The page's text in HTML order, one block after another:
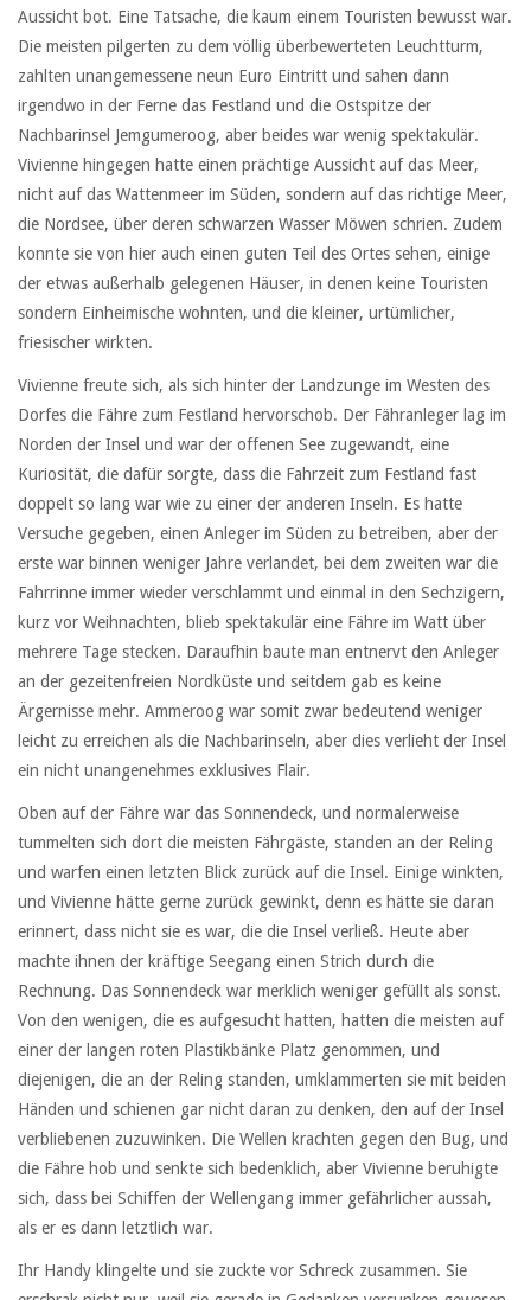
Aussicht bot. Eine Tatsache, die kaum einem Touristen bewusst war.
Die meisten pilgerten zu dem völlig überbewerteten Leuchtturm,
zahlten unangemessene neun Euro Eintritt und sahen dann
irgendwo in der Ferne das Festland und die Ostspitze der
Nachbarinsel Jemgumeroog, aber beides war wenig spektakulär.
Vivienne hingegen hatte einen prächtige Aussicht auf das Meer,
nicht auf das Wattenmeer im Süden, sondern auf das richtige Meer,
die Nordsee, über deren schwarzen Wasser Möwen schrien. Zudem
konnte sie von hier auch einen guten Teil des Ortes sehen, einige
der etwas außerhalb gelegenen Häuser, in denen keine Touristen
sondern Einheimische wohnten, und die kleiner, urtümlicher,
friesischer wirkten.
Vivienne freute sich, als sich hinter der Landzunge im Westen des
Dorfes die Fähre zum Festland hervorschob. Der Fähranleger lag im
Norden der Insel und war der offenen See zugewandt, eine
Kuriosität, die dafür sorgte, dass die Fahrzeit zum Festland fast
doppelt so lang war wie zu einer der anderen Inseln. Es hatte
Versuche gegeben, einen Anleger im Süden zu betreiben, aber der
erste war binnen weniger Jahre verlandet, bei dem zweiten war die
Fahrrinne immer wieder verschlammt und einmal in den Sechzigern,
kurz vor Weihnachten, blieb spektakulär eine Fähre im Watt über
mehrere Tage stecken. Daraufhin baute man entnervt den Anleger
an der gezeitenfreien Nordküste und seitdem gab es keine
Ärgernisse mehr. Ammeroog war somit zwar bedeutend weniger
leicht zu erreichen als die Nachbarinseln, aber dies verlieht der Insel
ein nicht unangenehmes exklusives Flair.
Oben auf der Fähre war das Sonnendeck, und normalerweise
tummelten sich dort die meisten Fährgäste, standen an der Reling
und warfen einen letzten Blick zurück auf die Insel. Einige winkten,
und Vivienne hätte gerne zurück gewinkt, denn es hätte sie daran
erinnert, dass nicht sie es war, die die Insel verließ. Heute aber
machte ihnen der kräftige Seegang einen Strich durch die
Rechnung. Das Sonnendeck war merklich weniger gefüllt als sonst.
Von den wenigen, die es aufgesucht hatten, hatten die meisten auf
einer der langen roten Plastikbänke Platz genommen, und
diejenigen, die an der Reling standen, umklammerten sie mit beiden
Händen und schienen gar nicht daran zu denken, den auf der Insel
verbliebenen zuzuwinken. Die Wellen krachten gegen den Bug, und
die Fähre hob und senkte sich bedenklich, aber Vivienne beruhigte
sich, dass bei Schiffen der Wellengang immer gefährlicher aussah,
als er es dann letztlich war.
Ihr Handy klingelte und sie zuckte vor Schreck zusammen. Sie